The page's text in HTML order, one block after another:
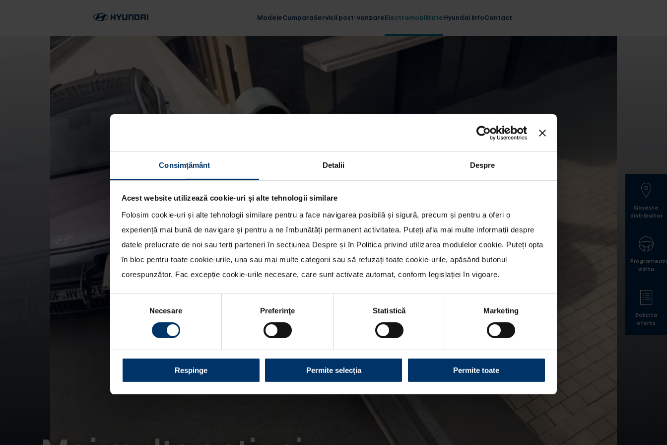
Consimțământ Detalii Despre
Acest website utilizează cookie-uri și alte tehnologii similare
Folosim cookie-uri și alte tehnologii similare pentru a face navigarea posibilă și sigură, precum și pentru a oferi o
experiență mai bună de navigare și pentru a ne îmbunătăți permanent activitatea. Puteți afla mai multe informații despre
datele prelucrate de noi sau terți parteneri în secțiunea Despre și în Politica privind utilizarea modulelor cookie. Puteți opta
în bloc pentru toate cookie-urile, una sau mai multe categorii sau să refuzați toate cookie-urile, apăsând butonul
corespunzător. Fac excepție cookie-urile necesare, care sunt activate automat, conform legislației în vigoare.
consimțământului
Necesare Preferinţe Statistică Marketing
Respinge Permite selecția Permite toate
ModeleCumparaServicii post-vanzareElectromobilitateHyundai infoContact
Gaseste
distribuitor
vizita
Solicita
oferta